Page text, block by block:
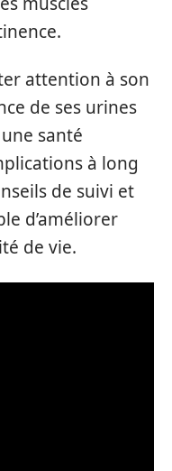
attention à son
de ses urines
santé
à long
de suivi et
d’améliorer
de vie.